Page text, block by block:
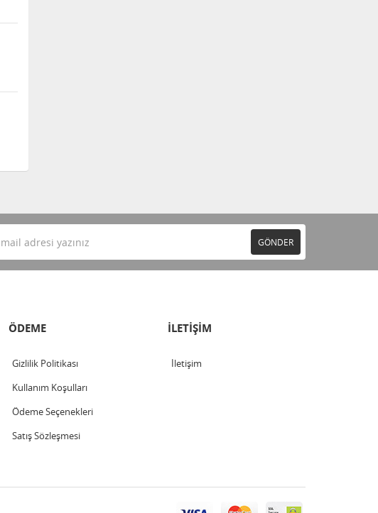
GÖNDER
ÖDEME
Gizlilik Politikası
Kullanım Koşulları
Ödeme Seçenekleri
Satış Sözleşmesi
İLETİŞİM
İletişim